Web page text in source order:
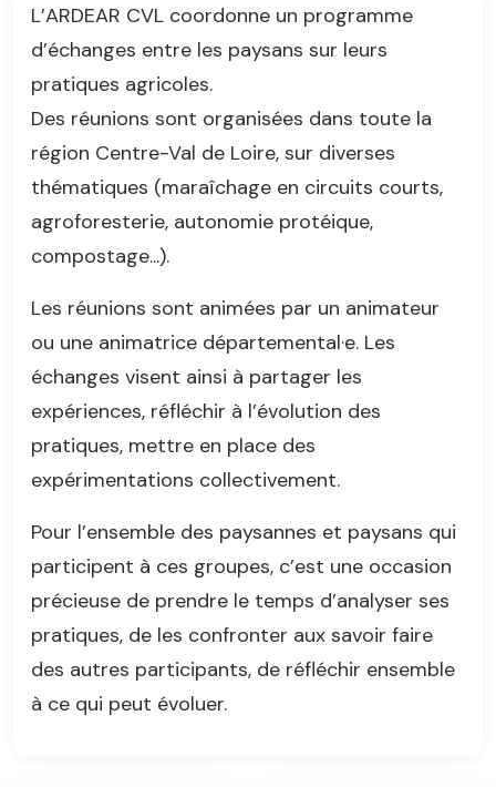
L’ARDEAR CVL coordonne un programme
d’échanges entre les paysans sur leurs
pratiques agricoles.
Des réunions sont organisées dans toute la
région Centre-Val de Loire, sur diverses
thématiques (maraîchage en circuits courts,
agroforesterie, autonomie protéique,
compostage...).
Les réunions sont animées par un animateur
ou une animatrice départemental·e. Les
échanges visent ainsi à partager les
expériences, réfléchir à l’évolution des
pratiques, mettre en place des
expérimentations collectivement.
Pour l’ensemble des paysannes et paysans qui
participent à ces groupes, c’est une occasion
précieuse de prendre le temps d’analyser ses
pratiques, de les confronter aux savoir faire
des autres participants, de réfléchir ensemble
à ce qui peut évoluer.